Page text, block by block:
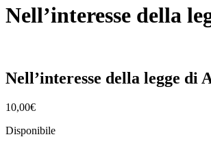
Nell’interesse della
Nell’interesse della legge
10,00€
Disponibile